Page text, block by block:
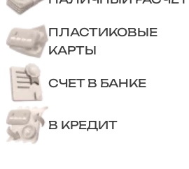
ПЛАСТИКОВЫЕ
КАРТЫ
СЧЕТ В БАНКЕ
В КРЕДИТ